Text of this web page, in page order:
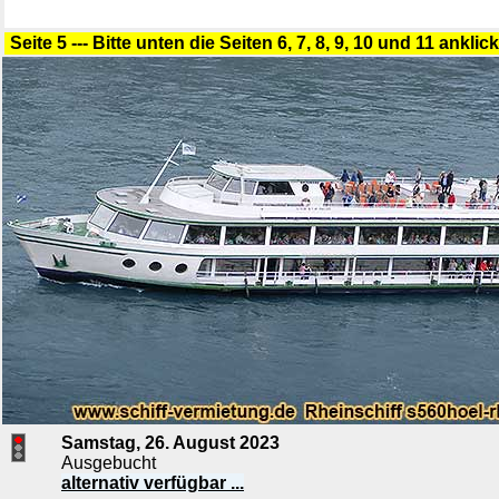
Seite 5 --- Bitte unten die Seiten 6, 7, 8, 9, 10 und 11
Samstag, 26. August 2023
Ausgebucht
alternativ verfügbar ...